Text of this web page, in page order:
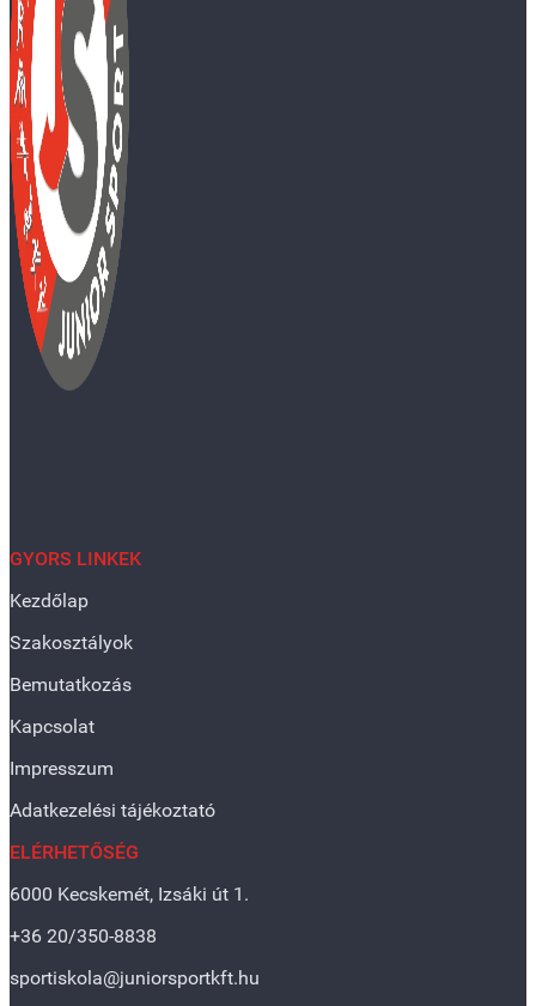
GYORS LINKEK
Kezdőlap
Szakosztályok
Bemutatkozás
Kapcsolat
Impresszum
Adatkezelési tájékoztató
ELÉRHETŐSÉG
6000 Kecskemét, Izsáki út 1.
+36 20/350-8838
sportiskola@juniorsportkft.hu